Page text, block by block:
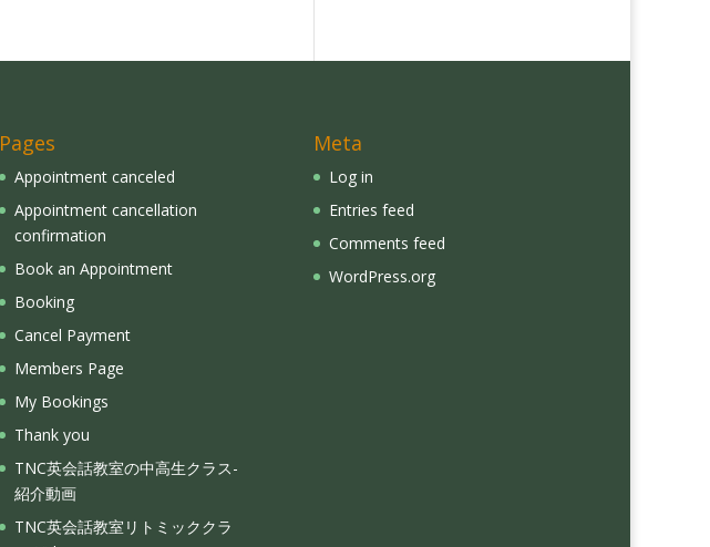
Pages
Appointment canceled
Appointment cancellation
confirmation
Book an Appointment
Booking
Cancel Payment
Members Page
My Bookings
Thank you
TNC英会話教室の中高生クラス-
紹介動画
TNC英会話教室リトミッククラ
Meta
Log in
Entries feed
Comments feed
WordPress.org